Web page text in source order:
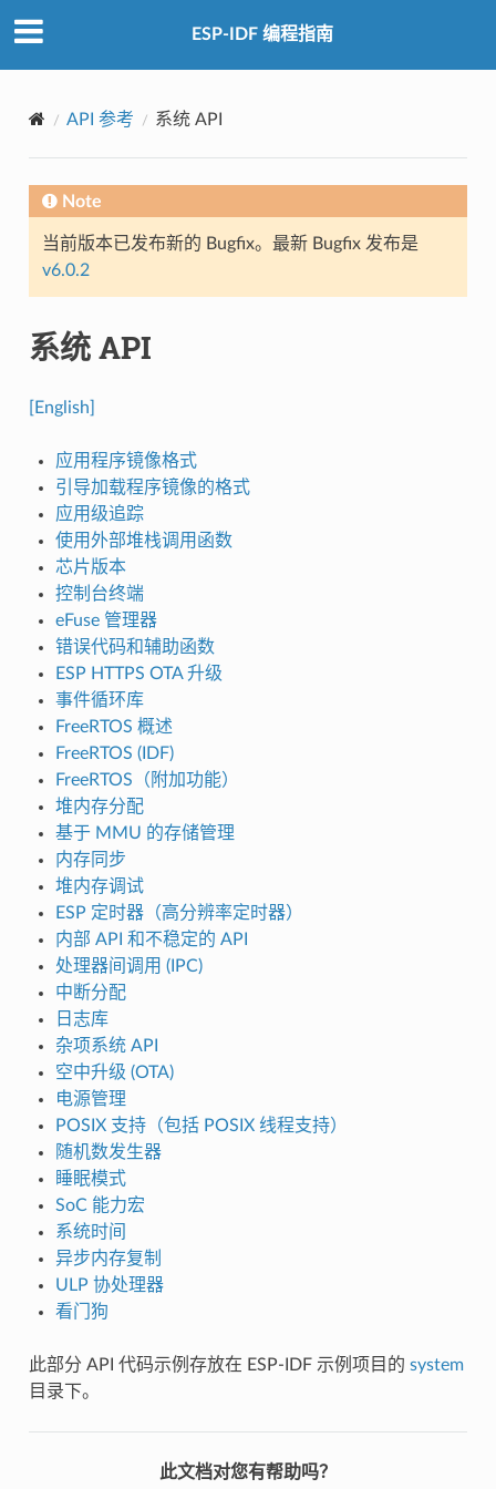
ESP-IDF 编程指南
API 参考 系统 API
Note
当前版本已发布新的 Bugfix。最新 Bugfix 发布是
v6.0.2
系统 API
[English]
应用程序镜像格式
引导加载程序镜像的格式
应用级追踪
使用外部堆栈调用函数
芯片版本
控制台终端
eFuse 管理器
错误代码和辅助函数
ESP HTTPS OTA 升级
事件循环库
FreeRTOS 概述
FreeRTOS (IDF)
FreeRTOS（附加功能）
堆内存分配
基于 MMU 的存储管理
内存同步
堆内存调试
ESP 定时器（高分辨率定时器）
内部 API 和不稳定的 API
处理器间调用 (IPC)
中断分配
日志库
杂项系统 API
空中升级 (OTA)
电源管理
POSIX 支持（包括 POSIX 线程支持）
随机数发生器
睡眠模式
SoC 能力宏
系统时间
异步内存复制
ULP 协处理器
看门狗
此部分 API 代码示例存放在 ESP-IDF 示例项目的 system
目录下。
此文档对您有帮助吗？